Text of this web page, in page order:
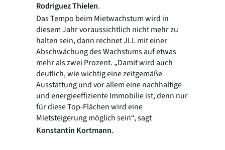
Rodriguez Thielen.
Das Tempo beim Mietwachstum wird in
diesem Jahr voraussichtlich nicht mehr zu
halten sein, dann rechnet JLL mit einer
Abschwächung des Wachstums auf etwas
mehr als zwei Prozent. „Damit wird auch
deutlich, wie wichtig eine zeitgemäße
Ausstattung und vor allem eine nachhaltige
und energieeffiziente Immobilie ist, denn nur
für diese Top-Flächen wird eine
Mietsteigerung möglich sein“, sagt
Konstantin Kortmann.